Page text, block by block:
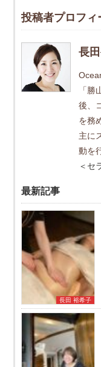
投稿者プロフィ
長
「
後、
を務
主に
動を
＜セ
最新記事
長田 裕希子